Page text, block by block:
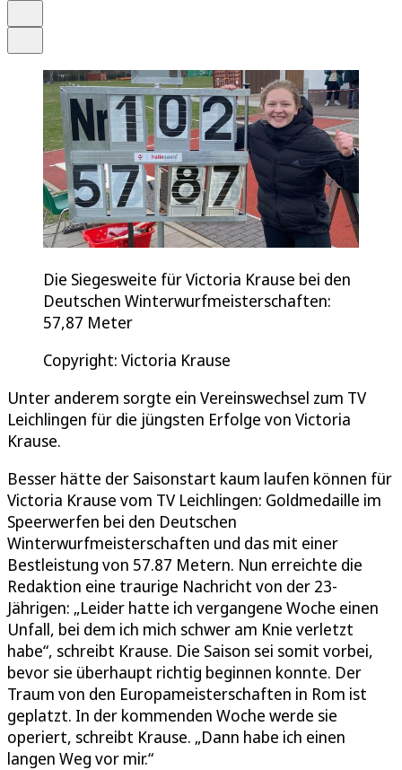
Die Siegesweite für Victoria Krause bei den
Deutschen Winterwurfmeisterschaften:
57,87 Meter
Copyright: Victoria Krause
Unter anderem sorgte ein Vereinswechsel zum TV
Leichlingen für die jüngsten Erfolge von Victoria
Krause.
Besser hätte der Saisonstart kaum laufen können für
Victoria Krause vom TV Leichlingen: Goldmedaille im
Speerwerfen bei den Deutschen
Winterwurfmeisterschaften und das mit einer
Bestleistung von 57.87 Metern. Nun erreichte die
Redaktion eine traurige Nachricht von der 23-
Jährigen: „Leider hatte ich vergangene Woche einen
Unfall, bei dem ich mich schwer am Knie verletzt
habe“, schreibt Krause. Die Saison sei somit vorbei,
bevor sie überhaupt richtig beginnen konnte. Der
Traum von den Europameisterschaften in Rom ist
geplatzt. In der kommenden Woche werde sie
operiert, schreibt Krause. „Dann habe ich einen
langen Weg vor mir.“